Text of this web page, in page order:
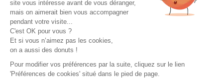
Qui est JUJU'S ?
Le Blog JUJU'S Activations
Foire Aux Questions
JUJU'S Animations